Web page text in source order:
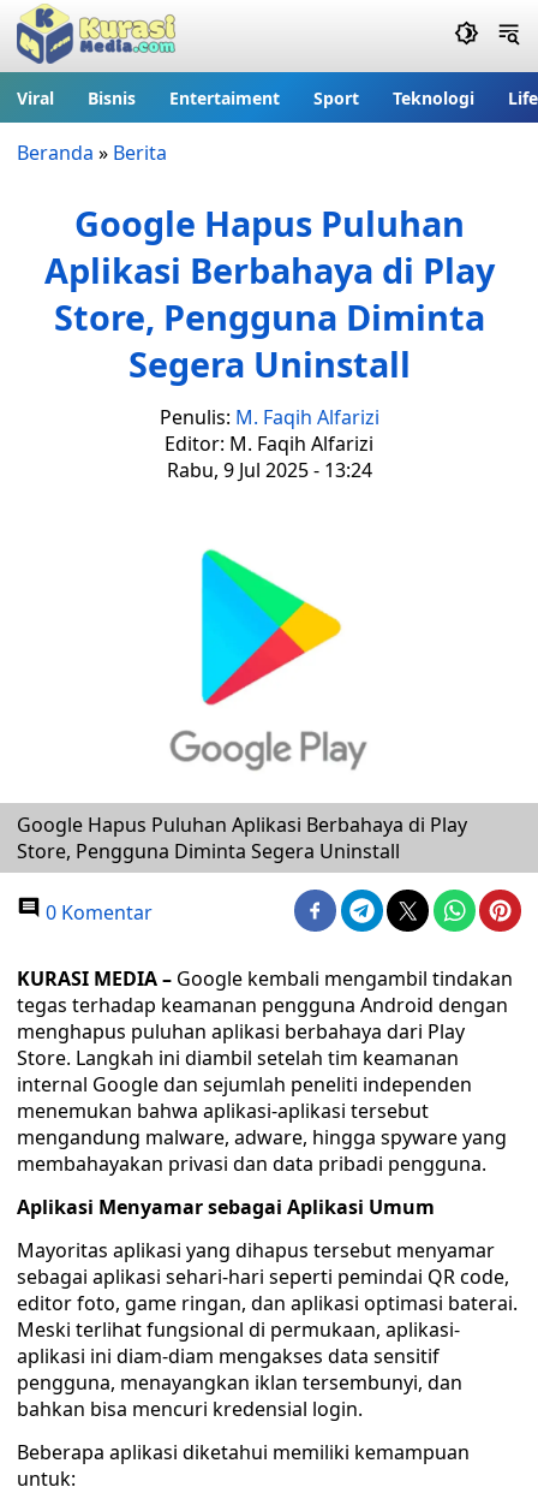
Viral Bisnis Entertaiment Sport Teknologi
Beranda » Berita
Google Hapus Puluhan
Aplikasi Berbahaya di Play
Store, Pengguna Diminta
Segera Uninstall
Penulis: M. Faqih Alfarizi
Editor: M. Faqih Alfarizi
Rabu, 9 Jul 2025 - 13:24
Google Hapus Puluhan Aplikasi Berbahaya di Play
Store, Pengguna Diminta Segera Uninstall
0 Komentar
KURASI MEDIA – Google kembali mengambil tindakan
tegas terhadap keamanan pengguna Android dengan
menghapus puluhan aplikasi berbahaya dari Play
Store. Langkah ini diambil setelah tim keamanan
internal Google dan sejumlah peneliti independen
menemukan bahwa aplikasi-aplikasi tersebut
mengandung malware, adware, hingga spyware yang
membahayakan privasi dan data pribadi pengguna.
Aplikasi Menyamar sebagai Aplikasi Umum
Mayoritas aplikasi yang dihapus tersebut menyamar
sebagai aplikasi sehari-hari seperti pemindai QR code,
editor foto, game ringan, dan aplikasi optimasi baterai.
Meski terlihat fungsional di permukaan, aplikasi-
aplikasi ini diam-diam mengakses data sensitif
pengguna, menayangkan iklan tersembunyi, dan
bahkan bisa mencuri kredensial login.
Beberapa aplikasi diketahui memiliki kemampuan
untuk: